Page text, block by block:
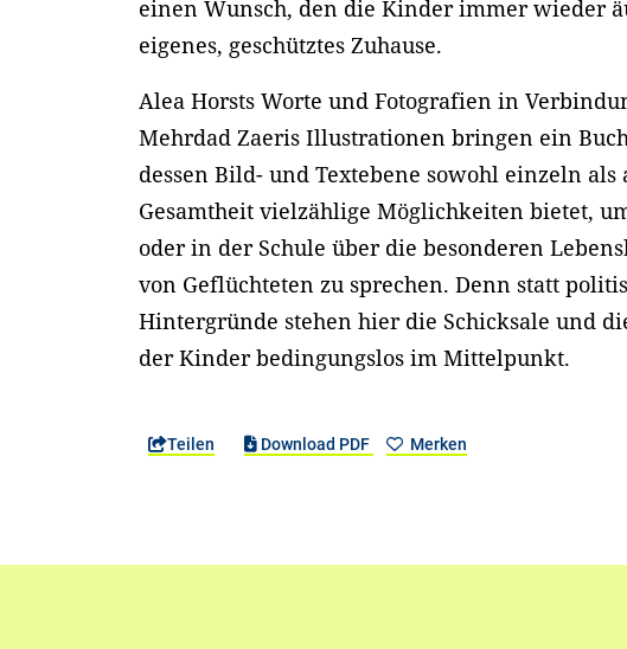
einen Wunsch, den die Kinder immer wieder
eigenes, geschütztes Zuhause.
Alea Horsts Worte und Fotografien in
Mehrdad Zaeris Illustrationen bringen ein
dessen Bild- und Textebene sowohl einzeln
Gesamtheit vielzählige Möglichkeiten bietet,
oder in der Schule über die besonderen
von Geflüchteten zu sprechen. Denn statt
Hintergründe stehen hier die Schicksale und
der Kinder bedingungslos im Mittelpunkt.
Teilen Download PDF Merken